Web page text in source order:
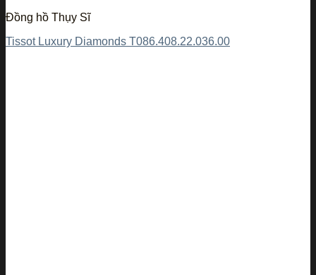
Đồng hồ Thụy Sĩ
Tissot Luxury Diamonds T086.408.22.036.00